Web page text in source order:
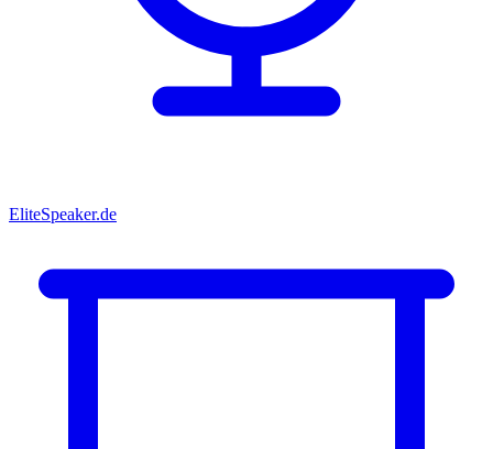
EliteSpeaker.de